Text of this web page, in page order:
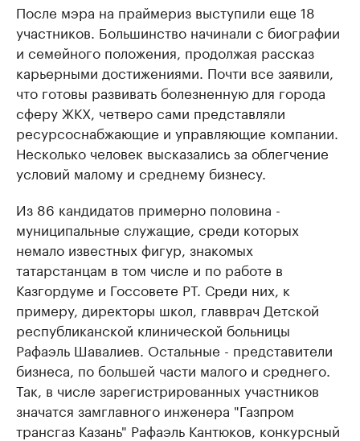
После мэра на праймериз выступили еще 18
участников. Большинство начинали с биографии
и семейного положения, продолжая рассказ
карьерными достижениями. Почти все заявили,
что готовы развивать болезненную для города
сферу ЖКХ, четверо сами представляли
ресурсоснабжающие и управляющие компании.
Несколько человек высказались за облегчение
условий малому и среднему бизнесу.
Из 86 кандидатов примерно половина -
муниципальные служащие, среди которых
немало известных фигур, знакомых
татарстанцам в том числе и по работе в
Казгордуме и Госсовете РТ. Среди них, к
примеру, директоры школ, главврач Детской
республиканской клинической больницы
Рафаэль Шавалиев. Остальные - представители
бизнеса, по большей части малого и среднего.
Так, в числе зарегистрированных участников
значатся замглавного инженера "Газпром
трансгаз Казань" Рафаэль Кантюков, конкурсный